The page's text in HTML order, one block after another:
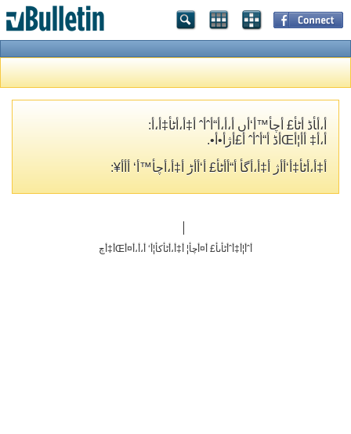
أ،أ‍أڈ أٹأ£ أچأ™أ‘أں أ،أ،أ“أˆأˆ أ‡أ،أٹأ‡أ،أ­:
أ،أ‡ أ­أ¦أŒأڈ أ“أˆأˆ أ£أژأ•أ•.
أ‡أ،أٹأ‡أ‘أ­أژ أ‡أ،أگأ­ أ“أ­أٹأ£ أ‘أ‌أڑ أ‡أ،أچأ™أ‘ أ‌أ­أ¥:
أˆأ¦أ‡أˆأٹأںأ£ أ¤أچأ¦ أ‡أ،أٹأکأ¦أ‘ أ،أ،أ¤أŒأ‡أچ